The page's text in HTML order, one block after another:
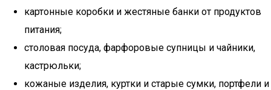
картонные коробки и жестяные банки от продуктов
питания;
столовая посуда, фарфоровые супницы и чайники,
кастрюльки;
кожаные изделия, куртки и старые сумки, портфели и